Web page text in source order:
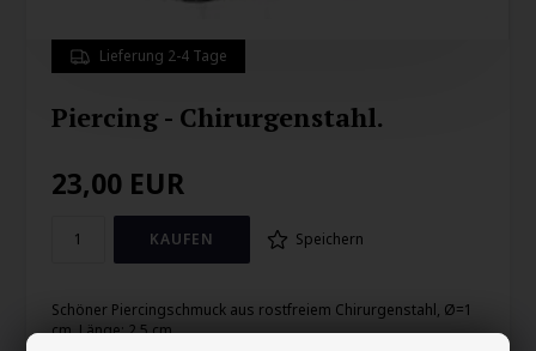
Lieferung 2-4 Tage
Piercing - Chirurgenstahl.
23,00 EUR
Speichern
Schöner Piercingschmuck aus rostfreiem Chirurgenstahl, Ø=1
cm, Länge: 2,5 cm.